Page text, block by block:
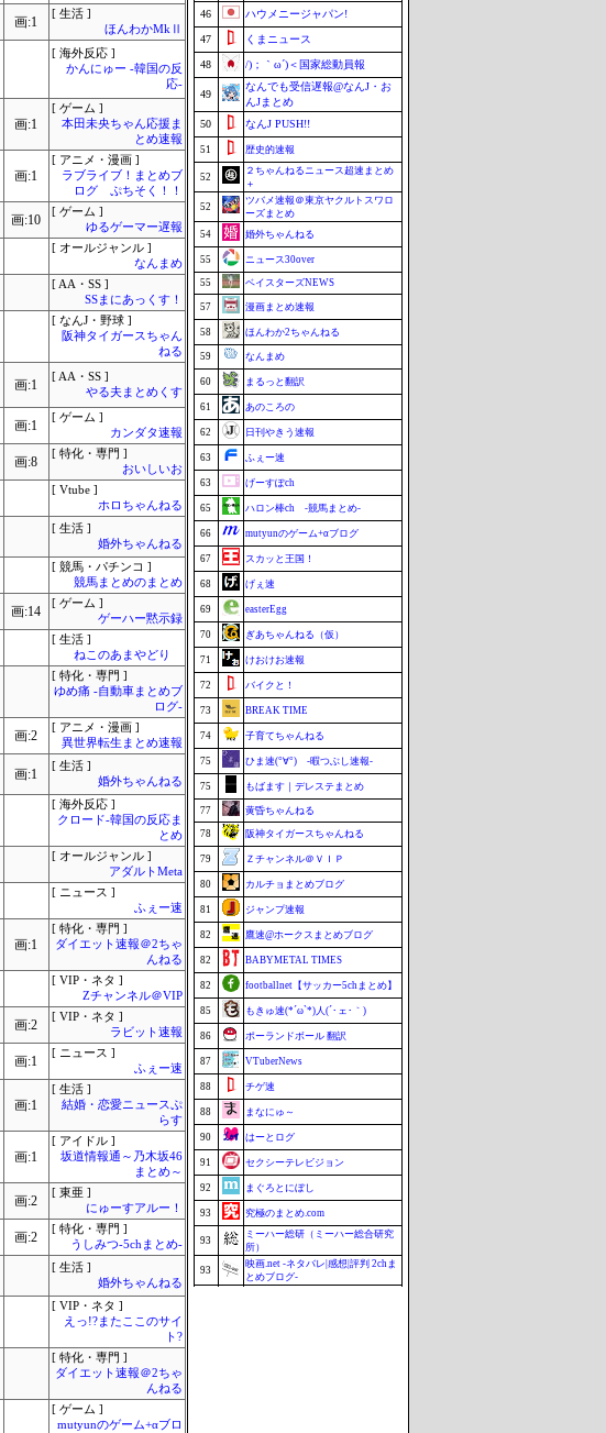
画:1
[ 生活 ]
ほんわかMkⅡ
[ 海外反応 ]
かんにゅー -韓国の反
応-
画:1
[ ゲーム ]
本田未央ちゃん応援ま
とめ速報
画:1
[ アニメ・漫画 ]
ラブライブ！まとめブ
ログ ぷちそく！！
画:10
[ ゲーム ]
ゆるゲーマー遅報
[ オールジャンル ]
なんまめ
[ AA・SS ]
SSまにあっくす！
[ なんJ・野球 ]
阪神タイガースちゃん
ねる
画:1
[ AA・SS ]
やる夫まとめくす
画:1
[ ゲーム ]
カンダタ速報
画:8
[ 特化・専門 ]
おいしいお
[ Vtube ]
ホロちゃんねる
[ 生活 ]
婚外ちゃんねる
[ 競馬・パチンコ ]
競馬まとめのまとめ
画:14
[ ゲーム ]
ゲーハー黙示録
[ 生活 ]
ねこのあまやどり
[ 特化・専門 ]
ゆめ痛 -自動車まとめブ
ログ-
画:2
[ アニメ・漫画 ]
異世界転生まとめ速報
画:1
[ 生活 ]
婚外ちゃんねる
[ 海外反応 ]
クロード-韓国の反応ま
とめ
[ オールジャンル ]
アダルトMeta
[ ニュース ]
ふぇー速
画:1
[ 特化・専門 ]
ダイエット速報＠2ちゃ
んねる
[ VIP・ネタ ]
Zチャンネル＠VIP
画:2
[ VIP・ネタ ]
ラビット速報
画:1
[ ニュース ]
ふぇー速
画:1
[ 生活 ]
結婚・恋愛ニュースぷ
らす
画:1
[ アイドル ]
坂道情報通～乃木坂46
まとめ～
画:2
[ 東亜 ]
にゅーすアルー！
画:2
[ 特化・専門 ]
うしみつ-5chまとめ-
[ 生活 ]
婚外ちゃんねる
[ VIP・ネタ ]
えっ!?またここのサイ
ト?
[ 特化・専門 ]
ダイエット速報＠2ちゃ
んねる
[ ゲーム ]
mutyunのゲーム+αブロ
46 ハウメニージャパン!
47 くまニュース
48 /)；｀ω´)＜国家総動員報
49
なんでも受信遅報@なんJ・お
んJまとめ
50
なんJ PUSH!!
51 歴史的速報
52
２ちゃんねるニュース超速まとめ
＋
52
ツバメ速報＠東京ヤクルトスワロ
ーズまとめ
54
婚外ちゃんねる
55 ニュース30over
55 ベイスターズNEWS
57 漫画まとめ速報
58 ほんわか2ちゃんねる
59 なんまめ
60 まるっと翻訳
61 あのころの
62 日刊やきう速報
63 ふぇー速
63 げーすぽch
65 ハロン棒ch -競馬まとめ-
66 mutyunのゲーム+αブログ
67 スカッと王国！
68 げぇ速
69 easterEgg
70 ぎあちゃんねる（仮）
71 けおけお速報
72 バイクと！
73 BREAK TIME
74 子育てちゃんねる
75 ひま速(°∀°) -暇つぶし速報-
75 もばます｜デレステまとめ
77 黄昏ちゃんねる
78 阪神タイガースちゃんねる
79 Ｚチャンネル＠ＶＩＰ
80 カルチョまとめブログ
81 ジャンプ速報
82 鷹速@ホークスまとめブログ
82 BABYMETAL TIMES
82 footballnet【サッカー5chまとめ】
85 もきゅ速(*´ω`*)人(´･ェ･｀)
86 ポーランドボール 翻訳
87 VTuberNews
88 チゲ速
88 まなにゅ～
90 はーとログ
91 セクシーテレビジョン
92 まぐろとにぼし
93 究極のまとめ.com
93
ミーハー総研（ミーハー総合研究
所）
93
映画.net -ネタバレ|感想|評判 2chま
とめブログ-